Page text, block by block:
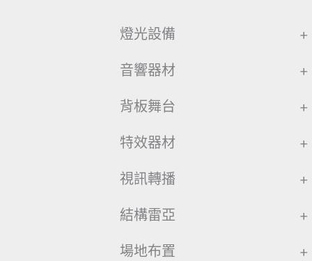
燈光設備 +
音響器材 +
背板舞台 +
特效器材 +
視訊轉播 +
結構雷亞 +
場地布置 +